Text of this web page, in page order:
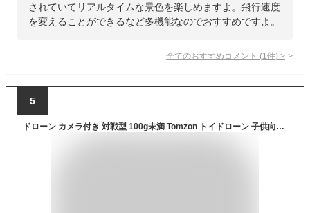
されていてリアルタイムな景色を楽しめますよ。飛行速度
を変えることができるなど多機能なのでおすすめですよ。
全てのおすすめコメント (1 件) >
5
ドローン カメラ付き 対戦型 100g未満 Tomzon トイドローン 子供向け 初心者 室内 バッテリー3個 1080Pカメラ 手投げ離陸 軌跡飛行モード 宙返り サークル飛行 高速回転 誕生日 プレゼント A24W 国内認証済み 24ケ月保証付 ブラック